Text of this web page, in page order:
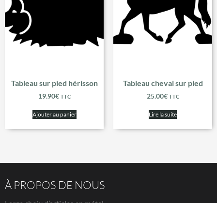
Tableau sur pied hérisson
19.90€ TTC
Ajouter au panier
Tableau cheval sur pied
25.00€ TTC
Lire la suite
À PROPOS DE NOUS